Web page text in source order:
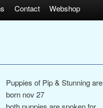
Contact Webshop
Puppies of Pip & Stunning are
born nov 27